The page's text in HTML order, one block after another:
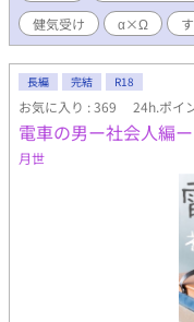
健気受け
α×Ω
長編 完結 R18
お気に入り : 369 24h.ポイ
電車の男ー社会人編ー
月世